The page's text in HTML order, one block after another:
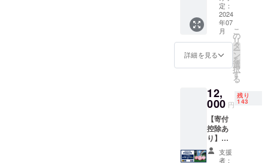
をお届
けしま
す ＜内
容＞ ・
JFAの
復興支
援活動
におけ
や幼稚
園・保
育園で
の子ど
も達と
の交流
を通じ
てサッ
定：
2024
年07
月
詳細を見る
こ
の
リ
タ
ー
ン
を
選
択
す
る
12,
000 円
残り
143
【寄付
控除あ
り】《4
個》子
ども達
支援
者：